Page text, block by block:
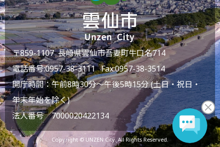
〒859-1107 長崎県雲仙市吾妻町牛口名714
電話番号:0957-38-3111Fax:0957-38-3514
開庁時間：午前8時30分～午後5時15分 (土日・祝日・
年末年始を除く)
法人番号 7000020422134
Copyright © UNZEN City. All Rights Reserved.